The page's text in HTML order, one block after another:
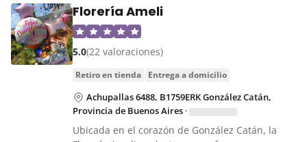
Florería Ameli
5.0(22 valoraciones)
retiro en tienda entrega a domicilio
Achupallas 6488, B1759ERK González Catán,
Provincia de Buenos Aires ·
Ubicada en el corazón de González Catán, la